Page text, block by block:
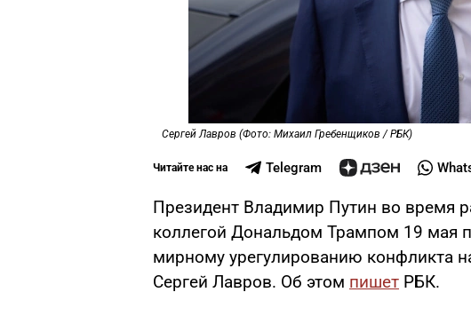
Сергей Лавров (Фото: Михаил Гребенщиков / РБК)
Читайте нас на Telegram
Президент Владимир Путин во время
коллегой Дональдом Трампом 19 мая
мирному урегулированию конфликта
Сергей Лавров. Об этом пишет РБК.